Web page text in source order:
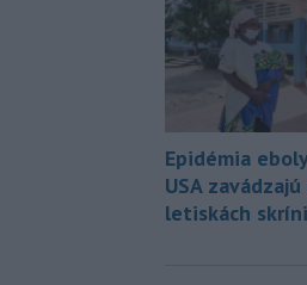
Epidémia
USA
letiskách